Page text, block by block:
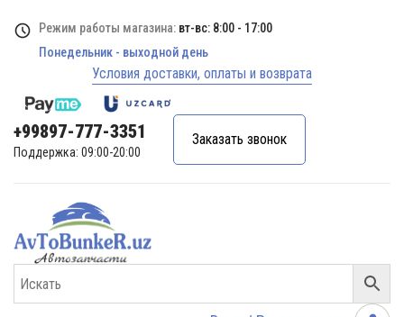
Режим работы магазина: вт-вс: 8:00 - 17:00
Понедельник - выходной день
Условия доставки, оплаты и возврата
+99897-777-3351
Поддержка: 09:00-20:00
Заказать звонок